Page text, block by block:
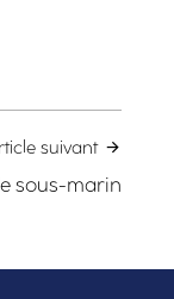
suivant
sous-marin